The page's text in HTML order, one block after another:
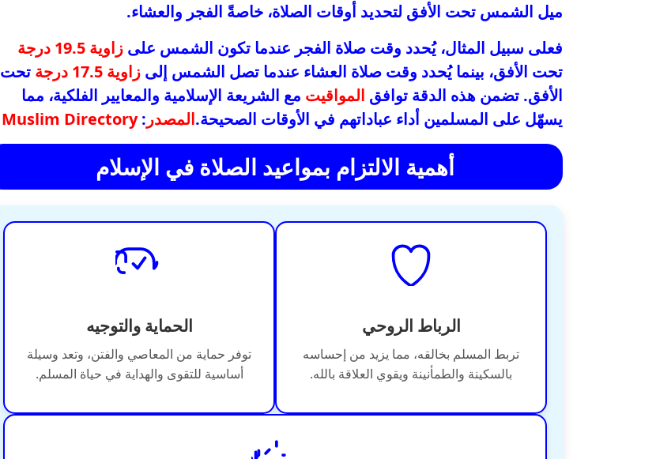
ميل الشمس تحت الأفق لتحديد أوقات الصلاة، خاصةً الفجر والعشاء.
فعلى سبيل المثال، يُحدد وقت صلاة الفجر عندما تكون الشمس على زاوية 19.5 درجة
تحت الأفق، بينما يُحدد وقت صلاة العشاء عندما تصل الشمس إلى زاوية 17.5 درجة
تحت
الأفق. تضمن هذه الدقة توافق المواقيت مع الشريعة الإسلامية والمعايير الفلكية، مما
يسهّل على المسلمين أداء عباداتهم في الأوقات الصحيحة.المصدر :
Muslim Directory
أهمية الالتزام بمواعيد الصلاة في الإسلام
الرباط الروحي
تربط المسلم بخالقه، مما يزيد من إحساسه
بالسكينة والطمأنينة ويقوي العلاقة بالله.
الحماية والتوجيه
توفر حماية من المعاصي والفتن، وتعد وسيلة
أساسية للتقوى والهداية في حياة المسلم.